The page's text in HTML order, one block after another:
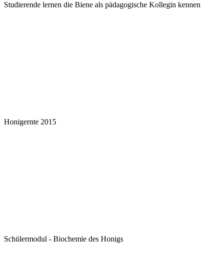
Studierende lernen die Biene als pädagogische Kollegin kennen
Honigernte 2015
Schülermodul - Biochemie des Honigs